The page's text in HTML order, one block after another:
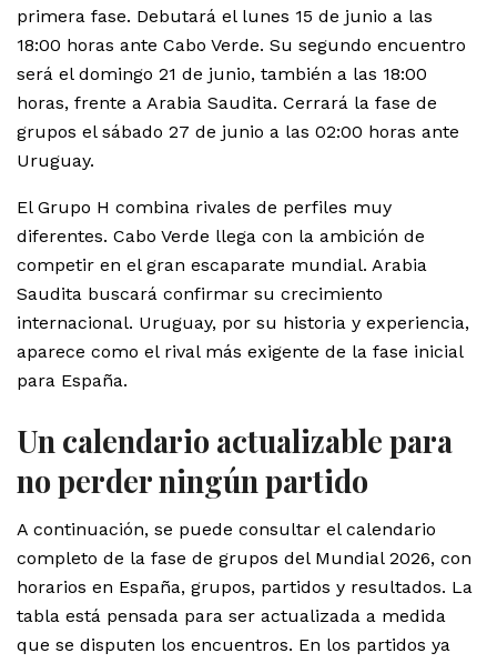
primera fase. Debutará el lunes 15 de junio a las
18:00 horas ante Cabo Verde. Su segundo encuentro
será el domingo 21 de junio, también a las 18:00
horas, frente a Arabia Saudita. Cerrará la fase de
grupos el sábado 27 de junio a las 02:00 horas ante
Uruguay.
El Grupo H combina rivales de perfiles muy
diferentes. Cabo Verde llega con la ambición de
competir en el gran escaparate mundial. Arabia
Saudita buscará confirmar su crecimiento
internacional. Uruguay, por su historia y experiencia,
aparece como el rival más exigente de la fase inicial
para España.
Un calendario actualizable para
no perder ningún partido
A continuación, se puede consultar el calendario
completo de la fase de grupos del Mundial 2026, con
horarios en España, grupos, partidos y resultados. La
tabla está pensada para ser actualizada a medida
que se disputen los encuentros. En los partidos ya